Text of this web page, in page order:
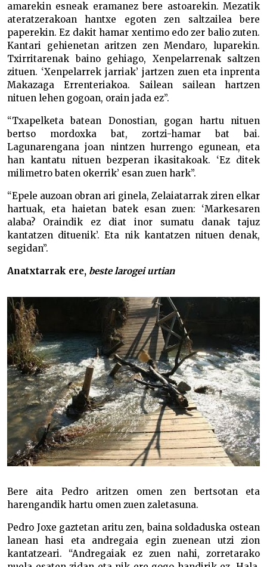
amarekin esneak eramanez bere astoarekin. Mezatik
ateratzerakoan hantxe egoten zen saltzailea bere
paperekin. Ez dakit hamar xentimo edo zer balio zuten.
Kantari gehienetan aritzen zen Mendaro, luparekin.
Txirritarenak baino gehiago, Xenpelarrenak saltzen
zituen. ‘Xenpelarrek jarriak’ jartzen zuen eta inprenta
Makazaga Errenteriakoa. Sailean sailean hartzen
nituen lehen gogoan, orain jada ez”.
“Txapelketa batean Donostian, gogan hartu nituen
bertso mordoxka bat, zortzi-hamar bat bai.
Lagunarengana joan nintzen hurrengo egunean, eta
han kantatu nituen bezperan ikasitakoak. ‘Ez ditek
milimetro baten okerrik’ esan zuen hark”.
“Epele auzoan obran ari ginela, Zelaiatarrak ziren elkar
hartuak, eta haietan batek esan zuen: ‘Markesaren
alaba? Oraindik ez diat inor sumatu danak tajuz
kantatzen dituenik’. Eta nik kantatzen nituen denak,
segidan”.
Anatxtarrak ere, beste larogei urtian
Bere aita Pedro aritzen omen zen bertsotan eta
harengandik hartu omen zuen zaletasuna.
Pedro Joxe gaztetan aritu zen, baina soldaduska ostean
lanean hasi eta andregaia egin zuenean utzi zion
kantatzeari. “Andregaiak ez zuen nahi, zorretarako